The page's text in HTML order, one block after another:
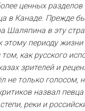
ценных разделов
в Канаде. Прежде
Шаляпина в эту
этому периоду
как русского
зрителей и
не только голосом,
назвал
реки и